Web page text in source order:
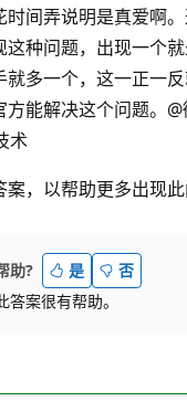
时间弄说明是真爱啊
种问题，出现一个就
就多一个，这一正一
能解决这个问题。@
术
案，以帮助更多出现
助? 是
否
案很有帮助。